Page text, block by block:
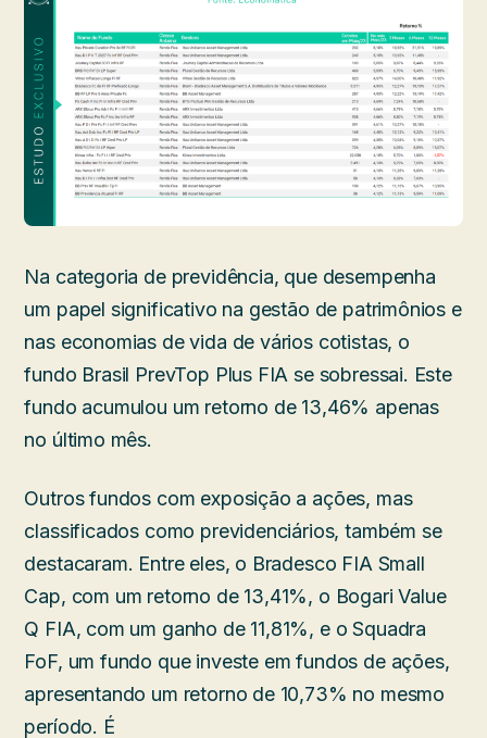
Na categoria de previdência, que desempenha
um papel significativo na gestão de patrimônios e
nas economias de vida de vários cotistas, o
fundo Brasil PrevTop Plus FIA se sobressai. Este
fundo acumulou um retorno de 13,46% apenas
no último mês.
Outros fundos com exposição a ações, mas
classificados como previdenciários, também se
destacaram. Entre eles, o Bradesco FIA Small
Cap, com um retorno de 13,41%, o Bogari Value
Q FIA, com um ganho de 11,81%, e o Squadra
FoF, um fundo que investe em fundos de ações,
apresentando um retorno de 10,73% no mesmo
período. É